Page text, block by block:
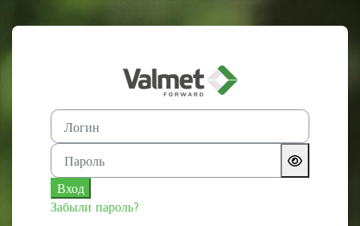
Зайти на
Логин
Пароль
Вход
Забыли пароль?